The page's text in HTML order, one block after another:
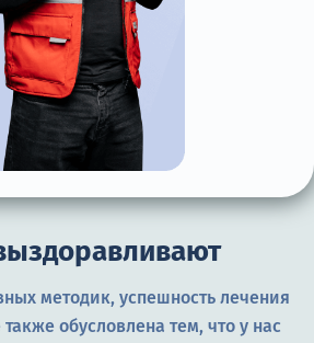
методик, успешность лечения
обусловлена тем, что у нас